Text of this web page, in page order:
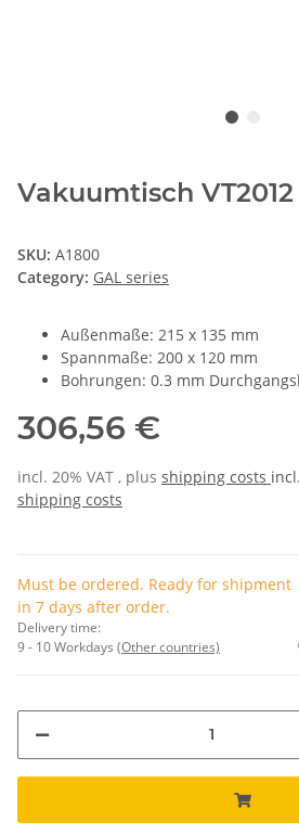
Vakuumtisch VT2012
SKU: A1800
Category: GAL series
Außenmaße: 215 x 135 mm
Spannmaße: 200 x 120 mm
Bohrungen: 0.3 mm
306,56 €
incl. 20% VAT , plus shipping costs
shipping costs
Must be ordered. Ready for shipment
in 7 days after order.
Delivery time:
9 - 10 Workdays (Other countries)